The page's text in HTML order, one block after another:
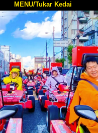
MENU/Tukar Kedai
UTAMA
Spesifikasi
Suara
Tempahan
Tukar Kedai
Tokyo
Tokyo